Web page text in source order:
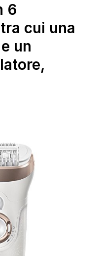
6
cui una
un